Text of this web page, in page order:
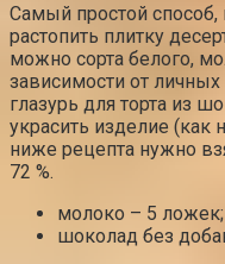
Самый простой способ,
растопить плитку
можно сорта белого,
зависимости от
глазурь для торта из
украсить изделие (как
ниже рецепта нужно
72 %.
молоко – 5 ложек;
шоколад без